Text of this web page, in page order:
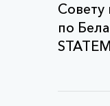
Совету
по